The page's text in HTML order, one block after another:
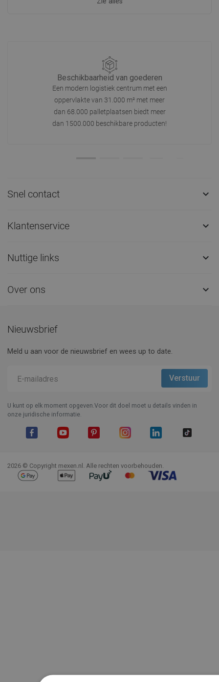
Beschikbaarheid van goederen
Een modern logistiek centrum met een
oppervlakte van 31.000 m² met meer
dan 68.000 palletplaatsen biedt meer
dan 1500.000 beschikbare producten!
Snel contact 
Klantenservice 
Nuttige links 
Over ons 
Nieuwsbrief
Meld u aan voor de nieuwsbrief en wees up to date.
U kunt op elk moment opgeven.Voor dit doel moet u details vinden in
onze juridische informatie.
2026 © Copyright mexen.nl. Alle rechten voorbehouden.